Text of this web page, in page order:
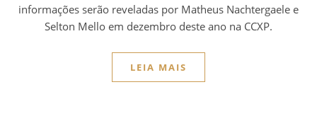
informações serão reveladas por Matheus Nachtergaele e
Selton Mello em dezembro deste ano na CCXP.
LEIA MAIS